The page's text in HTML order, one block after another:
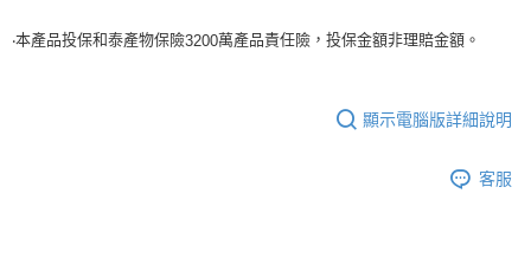
‧本產品投保和泰產物保險3200萬產品責任險，投保金額非理賠金額。
顯示電腦版詳細說明
客服